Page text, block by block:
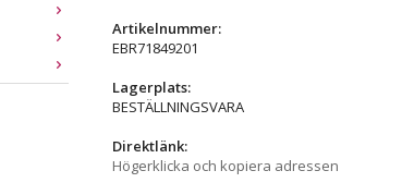
Artikelnummer:
EBR71849201
Lagerplats:
BESTÄLLNINGSVARA
Direktlänk:
Högerklicka och kopiera adressen